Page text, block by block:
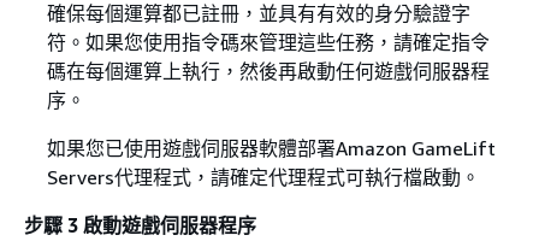
確保每個運算都已註冊，並具有有效的身分驗證字
符。如果您使用指令碼來管理這些任務，請確定指令
碼在每個運算上執行，然後再啟動任何遊戲伺服器程
序。
如果您已使用遊戲伺服器軟體部署Amazon GameLift
Servers代理程式，請確定代理程式可執行檔啟動。
步驟 3 啟動遊戲伺服器程序